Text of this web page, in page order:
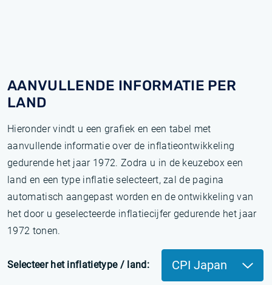
AANVULLENDE INFORMATIE PER
LAND
Hieronder vindt u een grafiek en een tabel met
aanvullende informatie over de inflatieontwikkeling
gedurende het jaar 1972. Zodra u in de keuzebox een
land en een type inflatie selecteert, zal de pagina
automatisch aangepast worden en de ontwikkeling van
het door u geselecteerde inflatiecijfer gedurende het jaar
1972 tonen.
Selecteer het inflatietype / land: CPI Japan